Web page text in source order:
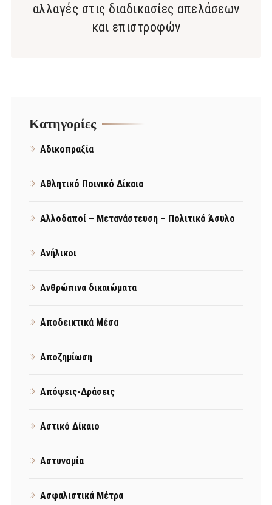
αλλαγές στις διαδικασίες απελάσεων
και επιστροφών
Kατηγορίες
Αδικοπραξία
Αθλητικό Ποινικό Δίκαιο
Αλλοδαποί – Μετανάστευση – Πολιτικό Άσυλο
Ανήλικοι
Ανθρώπινα δικαιώματα
Αποδεικτικά Μέσα
Αποζημίωση
Απόψεις-Δράσεις
Αστικό Δίκαιο
Αστυνομία
Ασφαλιστικά Μέτρα